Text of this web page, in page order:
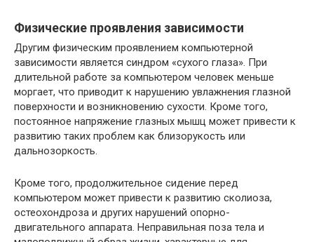
Физические проявления зависимости
Другим физическим проявлением компьютерной
зависимости является синдром «сухого глаза». При
длительной работе за компьютером человек меньше
моргает, что приводит к нарушению увлажнения глазной
поверхности и возникновению сухости. Кроме того,
постоянное напряжение глазных мышц может привести к
развитию таких проблем как близорукость или
дальнозоркость.
Кроме того, продолжительное сидение перед
компьютером может привести к развитию сколиоза,
остеохондроза и других нарушений опорно-
двигательного аппарата. Неправильная поза тела и